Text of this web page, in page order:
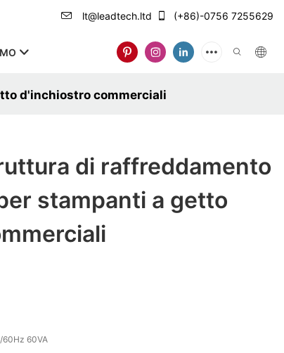
lt@leadtech.ltd (+86)-0756 7255629
d'inchiostro commerciali
di raffreddamento
stampanti a getto
60VA